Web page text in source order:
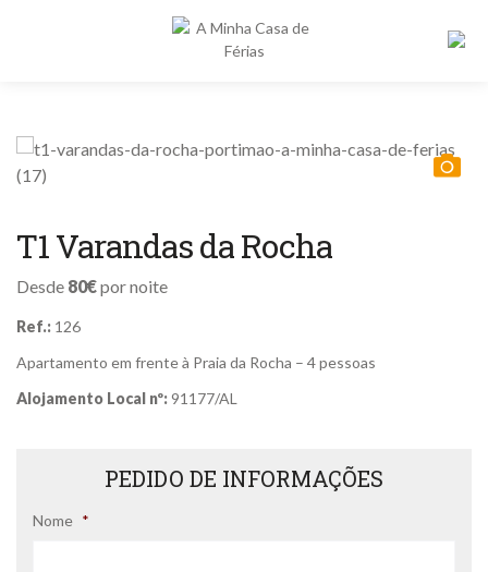
Alojamentos
Proprietários
T1 Varandas da Rocha
Desde 80€por noite
Ref.: 126
Apartamento em frente à Praia da Rocha – 4 pessoas
Alojamento Local nº:91177/AL
PEDIDO DE INFORMAÇÕES
Nome *